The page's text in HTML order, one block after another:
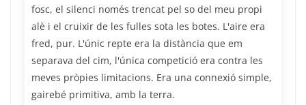
fosc, el silenci només trencat pel so del meu propi
alè i el cruixir de les fulles sota les botes. L'aire era
fred, pur. L'únic repte era la distància que em
separava del cim, l'única competició era contra les
meves pròpies limitacions. Era una connexió simple,
gairebé primitiva, amb la terra.